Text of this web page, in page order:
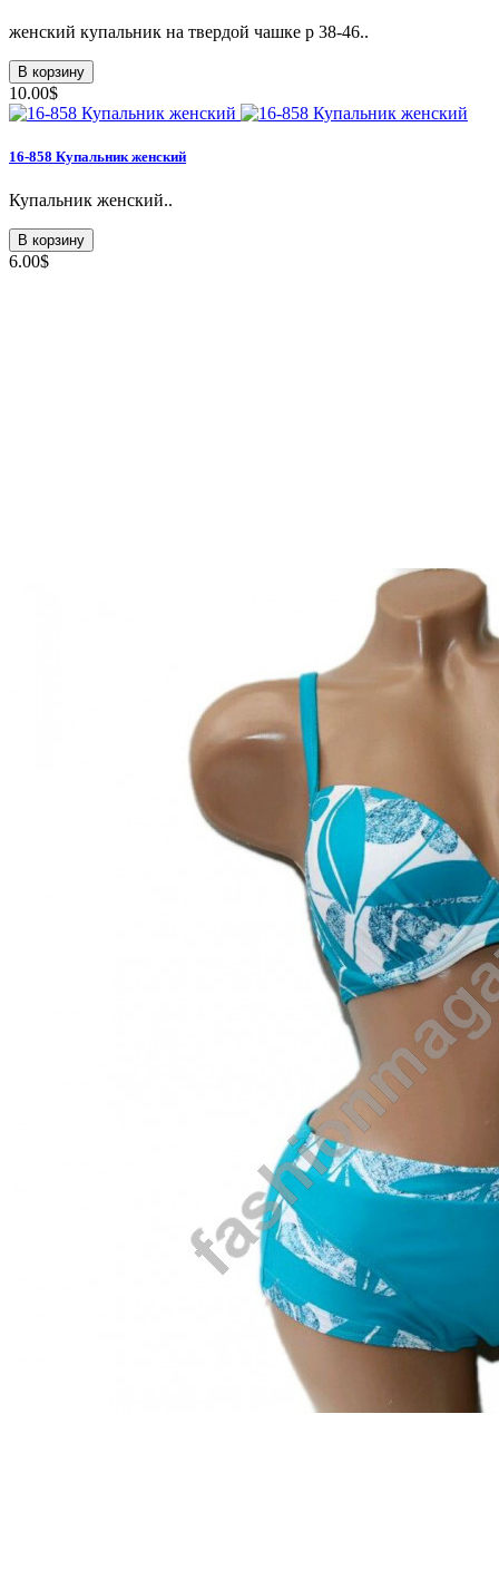
женский купальник на твердой чашке р 38-46..
В корзину
10.00$
16-858 Купальник женский
Купальник женский..
В корзину
6.00$